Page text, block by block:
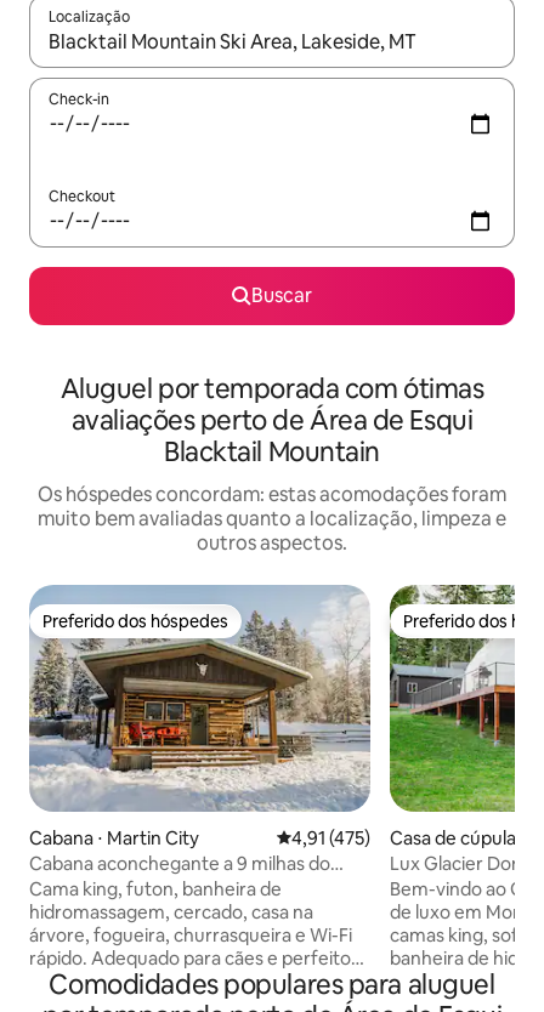
Localização
Quando os resultados estiverem disponíveis, explore-os
Check-in
Checkout
Buscar
Aluguel por temporada com ótimas
avaliações perto de Área de Esqui
Blacktail Mountain
Os hóspedes concordam: estas acomodações foram
muito bem avaliadas quanto a localização, limpeza e
outros aspectos.
Preferido dos hóspedes
Preferido dos hóspedes
Cabana ⋅ Martin City 4,91 de uma avaliação média de
4,91 (475)
Cabana aconchegante a 9 milhas do
Glacier Park com banheira de
hidromassagem!
Cama king, futon, banheira de
hidromassagem, cercado, casa na
árvore, fogueira, churrasqueira e Wi-Fi
rápido. Adequado para cães e perfeito
para casais ou famílias pequenas que
procuram o charme aconchegante de
Preferido dos
Preferido dos
Casa de cúpula ⋅
Lux Glacier
FlatheadLake
Bem-vindo ao
de luxo em
camas king, sofá
banheira de
cornhole, TV,
cozinha,
Comodidades populares para aluguel